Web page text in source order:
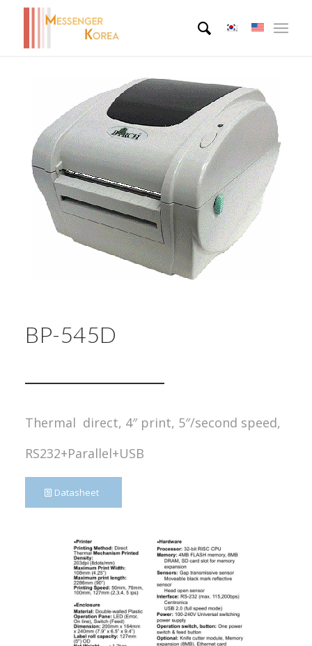
BP-545D
Thermal direct, 4″ print, 5″/second speed,
RS232+Parallel+USB
Datasheet